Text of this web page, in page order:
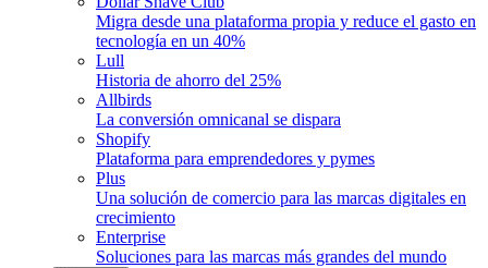
Migra desde una plataforma propia y reduce el gasto en
tecnología en un 40%
Lull
Historia de ahorro del 25%
Allbirds
La conversión omnicanal se dispara
Shopify
Plataforma para emprendedores y pymes
Plus
Una solución de comercio para las marcas digitales en
crecimiento
Enterprise
Soluciones para las marcas más grandes del mundo